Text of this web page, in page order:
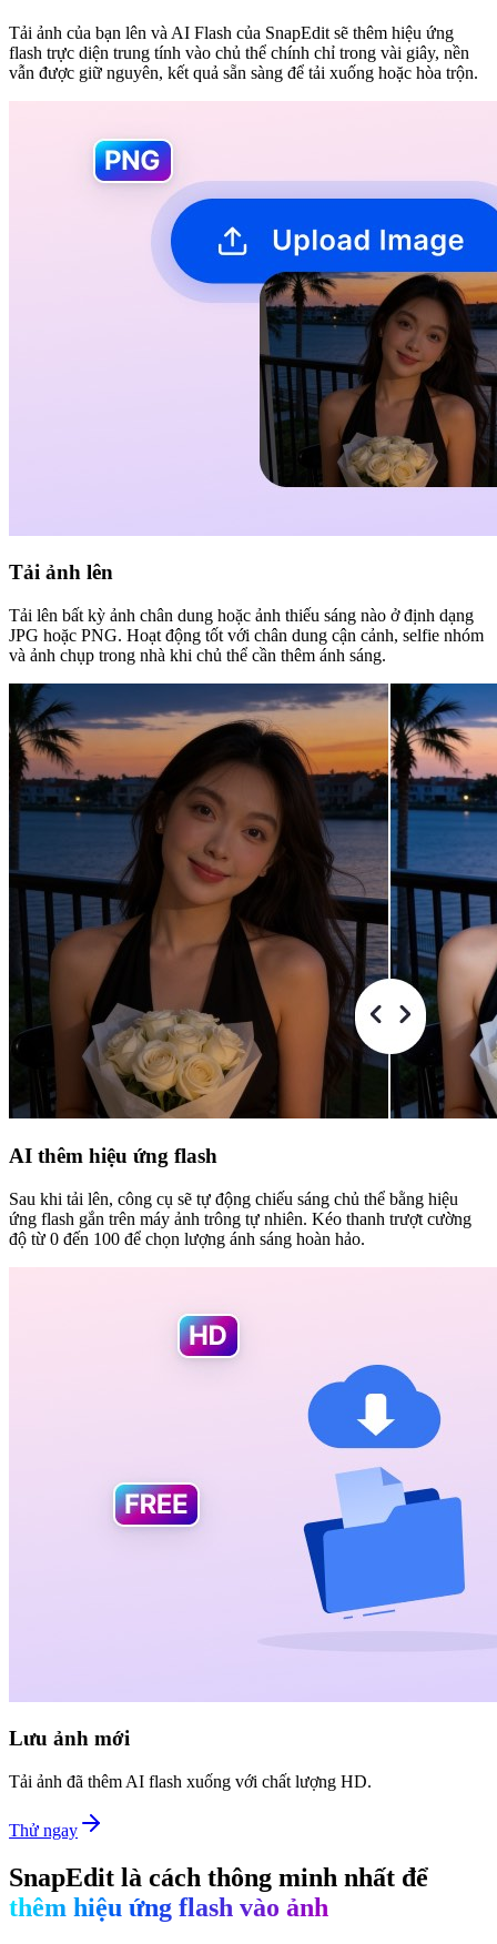
Tải ảnh của bạn lên và AI Flash của SnapEdit sẽ thêm hiệu ứng
flash trực diện trung tính vào chủ thể chính chỉ trong vài giây, nền
vẫn được giữ nguyên, kết quả sẵn sàng để tải xuống hoặc hòa trộn.
Tải ảnh lên
Tải lên bất kỳ ảnh chân dung hoặc ảnh thiếu sáng nào ở định dạng
JPG hoặc PNG. Hoạt động tốt với chân dung cận cảnh, selfie nhóm
và ảnh chụp trong nhà khi chủ thể cần thêm ánh sáng.
AI thêm hiệu ứng flash
Sau khi tải lên, công cụ sẽ tự động chiếu sáng chủ thể bằng hiệu
ứng flash gắn trên máy ảnh trông tự nhiên. Kéo thanh trượt cường
độ từ 0 đến 100 để chọn lượng ánh sáng hoàn hảo.
Lưu ảnh mới
Tải ảnh đã thêm AI flash xuống với chất lượng HD.
Thử ngay
SnapEdit là cách thông minh nhất để
thêm hiệu ứng flash vào ảnh